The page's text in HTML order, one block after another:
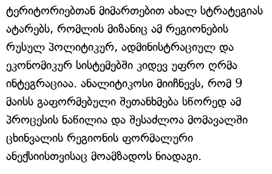
ტერიტორიებთან მიმართებით ახალ სტრატეგიას
ატარებს, რომლის მიზანიც ამ რეგიონების
რუსულ პოლიტიკურ, ადმინისტრაციულ და
ეკონომიკურ სისტემებში კიდევ უფრო ღრმა
ინტეგრაციაა. ანალიტიკოსი მიიჩნევს, რომ 9
მაისს გაფორმებული შეთანხმება სწორედ ამ
პროცესის ნაწილია და შესაძლოა მომავალში
ცხინვალის რეგიონის ფორმალური
ანექსიისთვისაც მოამზადოს ნიადაგი.